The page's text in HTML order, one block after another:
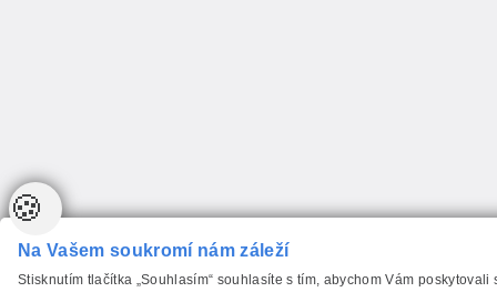
🍪
Na Vašem soukromí nám záleží
Stisknutím tlačítka „Souhlasím“ souhlasíte s tím, abychom Vám